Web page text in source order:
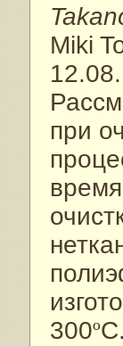
Miki
при
300ºC.